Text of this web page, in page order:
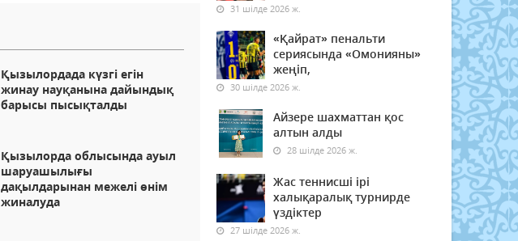
Қызылордада күзгі егін
жинау науқанына дайындық
барысы пысықталды
Қызылорда облысында ауыл
шаруашылығы
дақылдарынан межелі өнім
жиналуда
31 шілде 2026 ж.
«Қайрат» пенальти
сериясында «Омонияны»
жеңіп,
30 шілде 2026 ж.
Айзере шахматтан қос
алтын алды
28 шілде 2026 ж.
Жас теннисші ірі
халықаралық турнирде
үздіктер
27 шілде 2026 ж.